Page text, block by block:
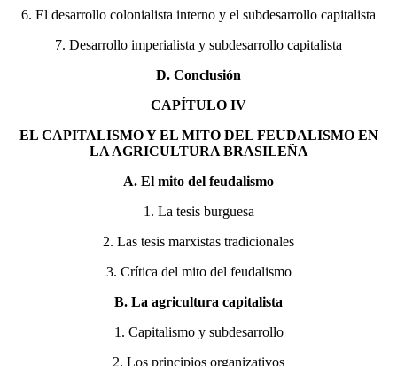
6. El desarrollo colonialista interno y el subdesarrollo capitalista
7. Desarrollo imperialista y subdesarrollo capitalista
D. Conclusión
CAPÍTULO IV
EL CAPITALISMO Y EL MITO DEL FEUDALISMO EN
LA AGRICULTURA BRASILEÑA
A. El mito del feudalismo
1. La tesis burguesa
2. Las tesis marxistas tradicionales
3. Crítica del mito del feudalismo
B. La agricultura capitalista
1. Capitalismo y subdesarrollo
2. Los principios organizativos